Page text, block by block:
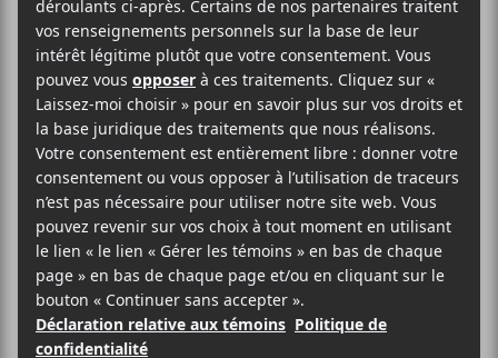
Date :
2018-03-09
Heure :
20:00 - 23:00
Prix :
21.75$
Catégorie
d’Évènement:
Spectacle
Site :
http://www.evenko.ca/fr
Cabaret Lion d’Or
1676 Rue Ontario Est
Montréal,H2L 1S7
Canada
Téléphone
514-598-0709
Voir Lieu site web